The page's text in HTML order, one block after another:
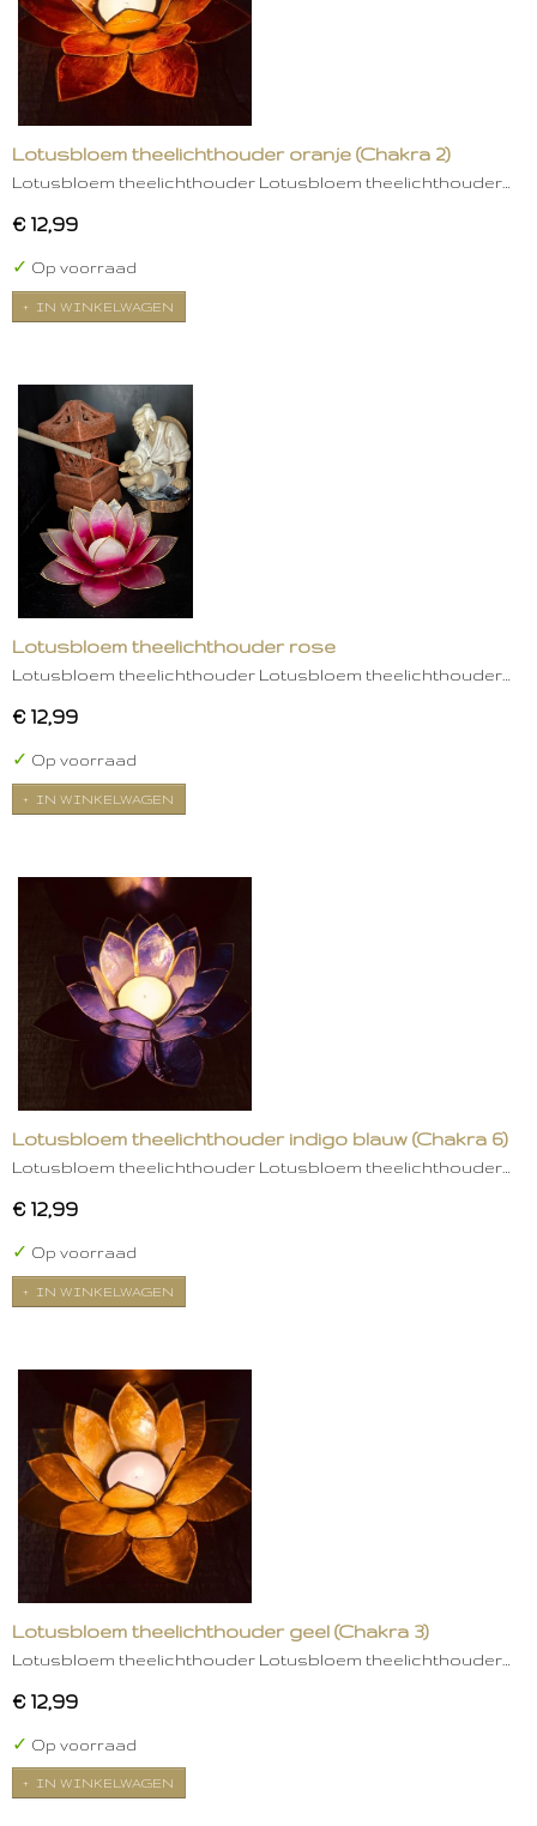
Lotusbloem theelichthouder oranje (Chakra 2)
Lotusbloem theelichthouder Lotusbloem theelichthouder…
€ 12,99
✓ Op voorraad
IN WINKELWAGEN
Lotusbloem theelichthouder rose
Lotusbloem theelichthouder Lotusbloem theelichthouder…
€ 12,99
✓ Op voorraad
IN WINKELWAGEN
Lotusbloem theelichthouder indigo blauw (Chakra 6)
Lotusbloem theelichthouder Lotusbloem theelichthouder…
€ 12,99
✓ Op voorraad
IN WINKELWAGEN
Lotusbloem theelichthouder geel (Chakra 3)
Lotusbloem theelichthouder Lotusbloem theelichthouder…
€ 12,99
✓ Op voorraad
IN WINKELWAGEN